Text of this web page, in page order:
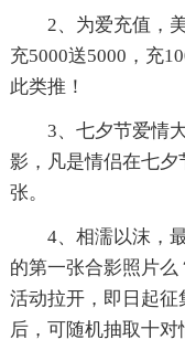
2、为爱充值，美
充5000送5000，充
此类推！
3、七夕节爱情大
影，凡是情侣在七
张。
4、相濡以沫，最
的第一张合影照片
活动拉开，即日起
后，可随机抽取十对